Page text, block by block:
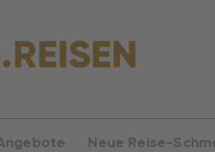
Neue Reise-